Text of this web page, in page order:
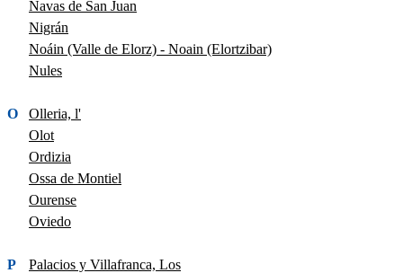
Navas de San Juan
Nigrán
Noáin (Valle de Elorz) - Noain (Elortzibar)
Nules
O
Olleria, l'
Olot
Ordizia
Ossa de Montiel
Ourense
Oviedo
P
Palacios y Villafranca, Los